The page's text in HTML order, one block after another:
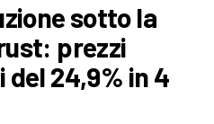
sotto la
prezzi
24,9% in 4